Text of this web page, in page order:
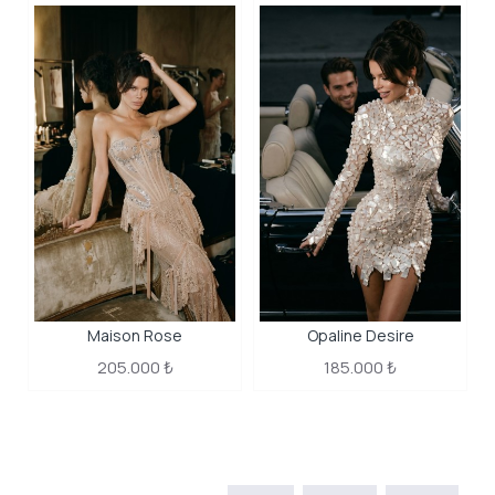
Maison Rose
205.000 ₺
Opaline Desire
185.000 ₺